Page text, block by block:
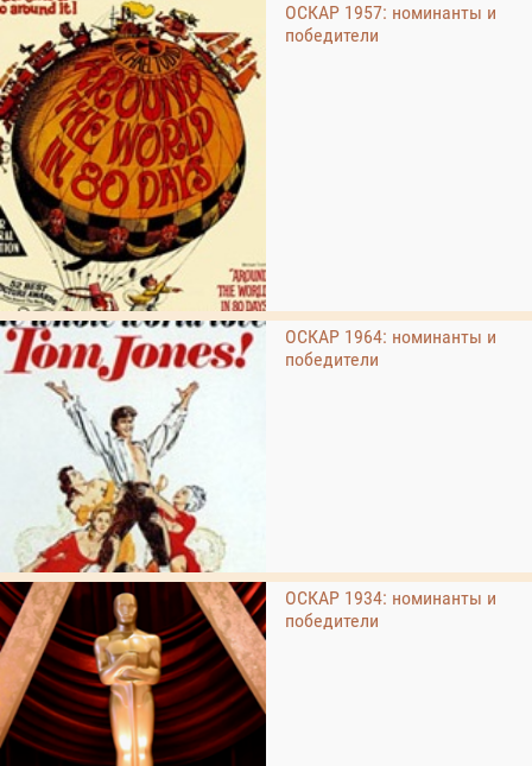
ОСКАР 1957: номинанты и
победители
ОСКАР 1964: номинанты и
победители
ОСКАР 1934: номинанты и
победители